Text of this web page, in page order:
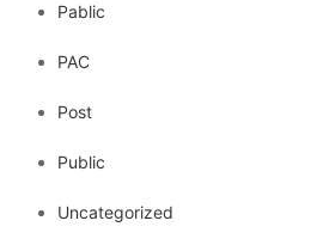
Pablic
PAC
Post
Public
Uncategorized